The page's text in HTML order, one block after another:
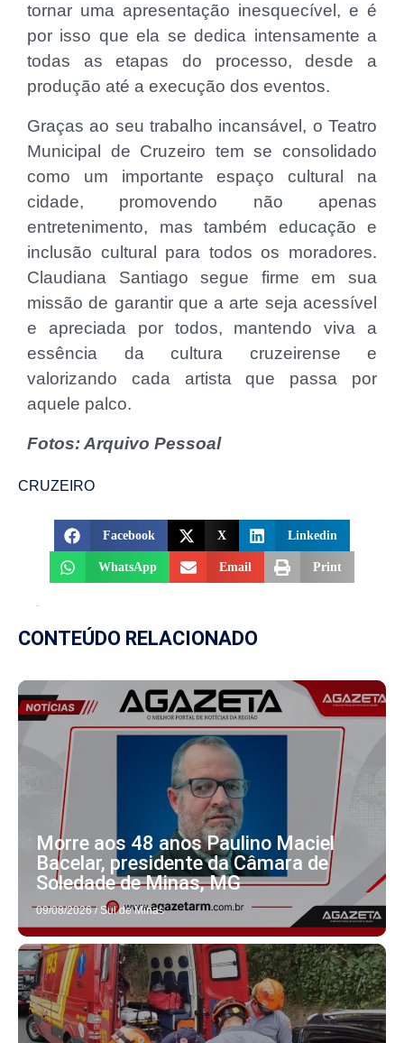
tornar uma apresentação inesquecível, e é
por isso que ela se dedica intensamente a
todas as etapas do processo, desde a
produção até a execução dos eventos.
Graças ao seu trabalho incansável, o Teatro
Municipal de Cruzeiro tem se consolidado
como um importante espaço cultural na
cidade, promovendo não apenas
entretenimento, mas também educação e
inclusão cultural para todos os moradores.
Claudiana Santiago segue firme em sua
missão de garantir que a arte seja acessível
e apreciada por todos, mantendo viva a
essência da cultura cruzeirense e
valorizando cada artista que passa por
aquele palco.
Fotos: Arquivo Pessoal
CRUZEIRO
Facebook X Linkedin
WhatsApp Email Print
CONTEÚDO RELACIONADO
Morre aos 48 anos Paulino Maciel
Bacelar, presidente da Câmara de
Soledade de Minas, MG
09/08/2026 / Sul de Minas